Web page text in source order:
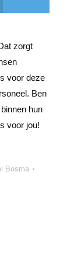
zorgt
voor deze
Ben
hun
voor jou!
Bosma